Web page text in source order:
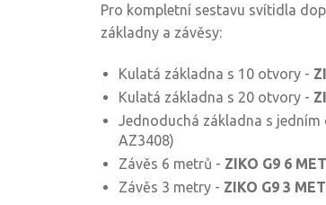
Pro kompletní sestavu svítidla
základny a závěsy:
Kulatá základna s 10 otvory -
Kulatá základna s 20 otvory -
Jednoduchá základna s jedním
AZ3408)
Závěs 6 metrů - ZIKO G9 6
Závěs 3 metry - ZIKO G9 3